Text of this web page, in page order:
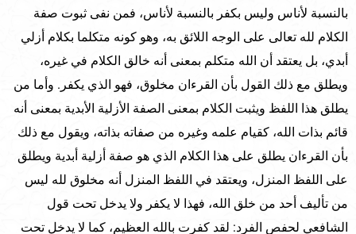
بالنسبة لأناس وليس بكفر بالنسبة لأناس، فمن نفى ثبوت صفة
الكلام لله تعالى على الوجه اللائق به، وهو كونه متكلما بكلام أزلي
أبدي، بل يعتقد أن الله متكلم بمعنى أنه خالق الكلام في غيره،
ويطلق مع ذلك القول بأن القرءان مخلوق، فهو الذي يكفر. وأما من
يطلق هذا اللفظ ويثبت الكلام بمعنى الصفة الأزلية الأبدية بمعنى أنه
قائم بذات الله، كقيام علمه وغيره من صفاته بذاته، ويقول مع ذلك
بأن القرءان يطلق على هذا الكلام الذي هو صفة أزلية أبدية ويطلق
على اللفظ المنزل، ويعتقد في اللفظ المنزل أنه مخلوق لله ليس
من تأليف أحد من خلق الله، فهذا لا يكفر ولا يدخل تحت قول
الشافعي لحفص الفرد: لقد كفرت بالله العظيم، كما لا يدخل تحت